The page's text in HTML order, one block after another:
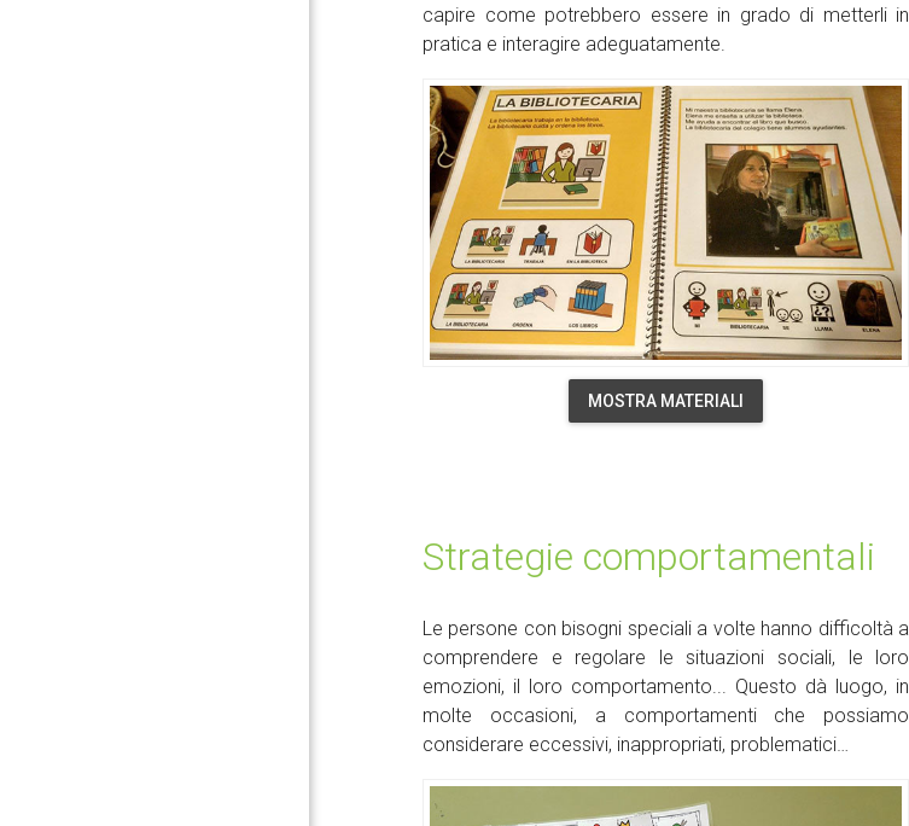
capire come potrebbero essere in grado di metterli in
pratica e interagire adeguatamente.
MOSTRA MATERIALI
Strategie comportamentali
Le persone con bisogni speciali a volte hanno difficoltà a
comprendere e regolare le situazioni sociali, le loro
emozioni, il loro comportamento... Questo dà luogo, in
molte occasioni, a comportamenti che possiamo
considerare eccessivi, inappropriati, problematici…